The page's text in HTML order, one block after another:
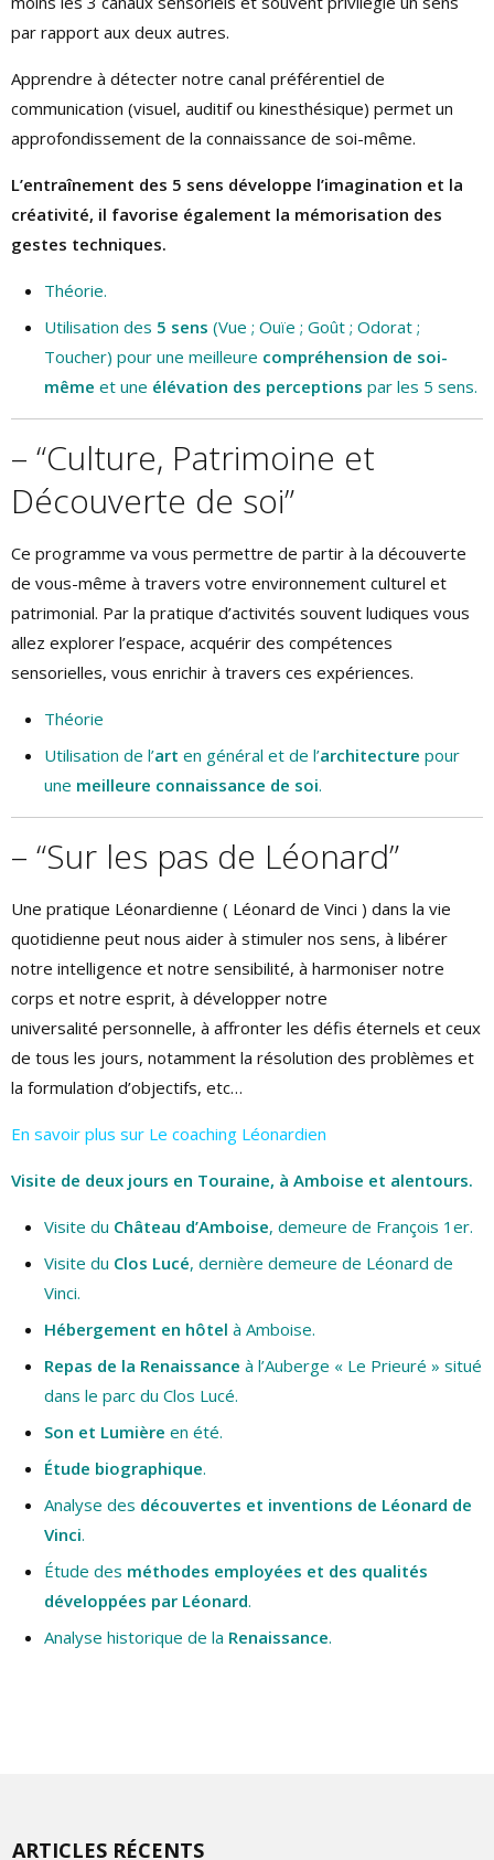
par rapport aux deux autres.
Apprendre à détecter notre canal préférentiel de
communication (visuel, auditif ou kinesthésique) permet un
approfondissement de la connaissance de soi-même.
L’entraînement des 5 sens développe l’imagination et la
créativité, il favorise également la mémorisation des
gestes techniques.
Théorie.
Utilisation des 5 sens (Vue ; Ouïe ; Goût ; Odorat ;
Toucher) pour une meilleure compréhension de soi-
même et une élévation des perceptions par les 5 sens.
– “Culture, Patrimoine et
Découverte de soi”
Ce programme va vous permettre de partir à la découverte
de vous-même à travers votre environnement culturel et
patrimonial. Par la pratique d’activités souvent ludiques vous
allez explorer l’espace, acquérir des compétences
sensorielles, vous enrichir à travers ces expériences.
Théorie
Utilisation de l’art en général et de l’architecture pour
une meilleure connaissance de soi.
– “Sur les pas de Léonard”
Une pratique Léonardienne ( Léonard de Vinci ) dans la vie
quotidienne peut nous aider à stimuler nos sens, à libérer
notre intelligence et notre sensibilité, à harmoniser notre
corps et notre esprit, à développer notre
universalité personnelle, à affronter les défis éternels et ceux
de tous les jours, notamment la résolution des problèmes et
la formulation d’objectifs, etc…
En savoir plus sur Le coaching Léonardien
Visite de deux jours en Touraine, à Amboise et alentours.
Visite du Château d’Amboise, demeure de François 1er.
Visite du Clos Lucé, dernière demeure de Léonard de
Vinci.
Hébergement en hôtel à Amboise.
Repas de la Renaissance à l’Auberge « Le Prieuré » situé
dans le parc du Clos Lucé.
Son et Lumière en été.
Étude biographique.
Analyse des découvertes et inventions de Léonard de
Vinci.
Étude des méthodes employées et des qualités
développées par Léonard.
Analyse historique de la Renaissance.
ARTICLES RÉCENTS